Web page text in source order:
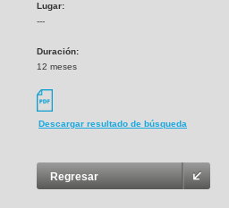
Lugar:
---
Duración:
12 meses
Descargar resultado de búsqueda
Regresar